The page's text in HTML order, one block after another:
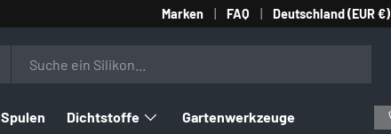
Marken FAQ Land/Region
Deutschland (EUR €)
Spulen Dichtstoffe Gartenwerkzeuge